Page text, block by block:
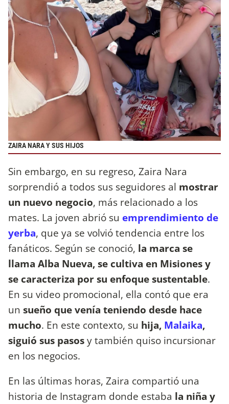
ZAIRA NARA Y SUS HIJOS
Sin embargo, en su regreso, Zaira Nara
sorprendió a todos sus seguidores al mostrar
un nuevo negocio, más relacionado a los
mates. La joven abrió su emprendimiento de
yerba, que ya se volvió tendencia entre los
fanáticos. Según se conoció, la marca se
llama Alba Nueva, se cultiva en Misiones y
se caracteriza por su enfoque sustentable.
En su video promocional, ella contó que era
un sueño que venía teniendo desde hace
mucho. En este contexto, su hija, Malaika,
siguió sus pasosy también quiso incursionar
en los negocios.
En las últimas horas, Zaira compartió una
historia de Instagram donde estaba la niña y